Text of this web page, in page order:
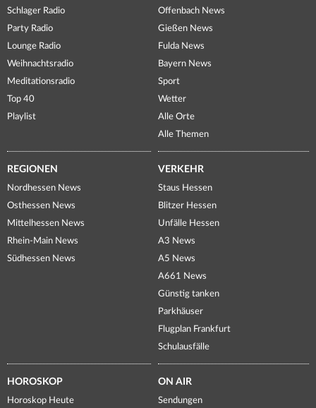
Schlager Radio
Party Radio
Lounge Radio
Weihnachtsradio
Meditationsradio
Top 40
Playlist
Offenbach News
Gießen News
Fulda News
Bayern News
Sport
Wetter
Alle Orte
Alle Themen
REGIONEN
Nordhessen News
Osthessen News
Mittelhessen News
Rhein-Main News
Südhessen News
VERKEHR
Staus Hessen
Blitzer Hessen
Unfälle Hessen
A3 News
A5 News
A661 News
Günstig tanken
Parkhäuser
Flugplan Frankfurt
Schulausfälle
HOROSKOP
Horoskop Heute
ON AIR
Sendungen